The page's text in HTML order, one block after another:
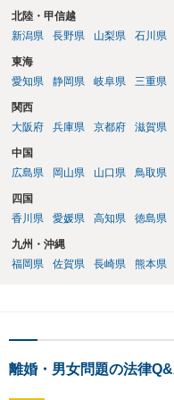
す。 ④性交類似行為を認めて
り変わらないように思います
もよいように思いますが，ゼ
しかなくなるようにも思いま
北陸・甲信越
新潟県
長野県 山梨県 石川県
東海
愛知県
静岡県 岐阜県 三重県
関西
大阪府
兵庫県 京都府 滋賀県
中国
広島県
岡山県 山口県 鳥取県
四国
香川県
愛媛県 高知県 徳島県
九州・沖縄
福岡県
佐賀県 長崎県 熊本県
離婚・男女問題の法律